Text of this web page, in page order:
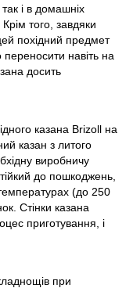
і в домашніх
того, завдяки
похідний предмет
навіть на
досить
казана Brizoll на
казан з литого
виробничу
до пошкоджень,
(до 250
Стінки казана
приготування, і
при